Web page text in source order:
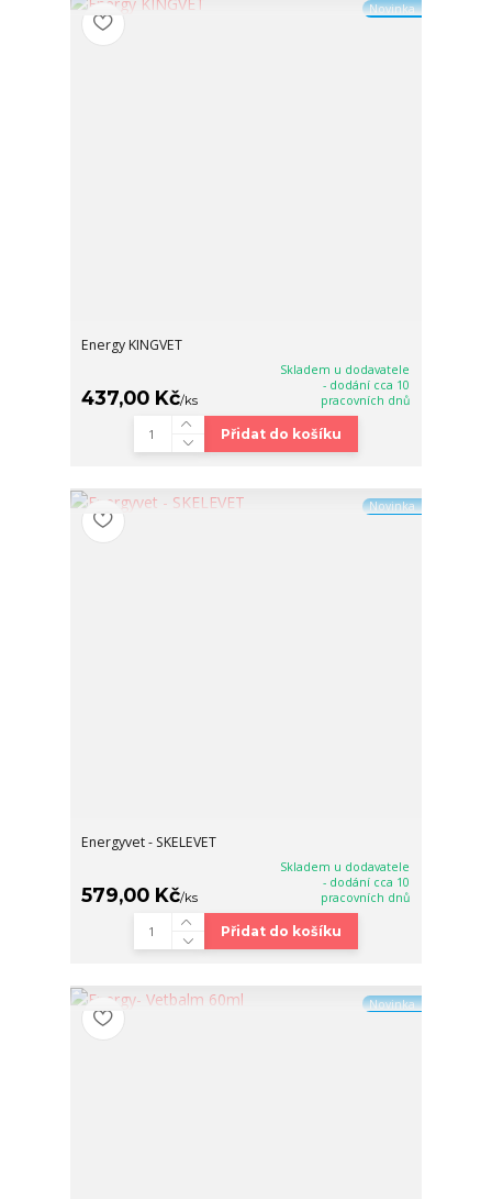
Novinka
Energy KINGVET
437,00 Kč/ks
Skladem u dodavatele
- dodání cca 10
pracovních dnů
Přidat do košíku
Novinka
Energyvet - SKELEVET
579,00 Kč/ks
Skladem u dodavatele
- dodání cca 10
pracovních dnů
Přidat do košíku
Novinka